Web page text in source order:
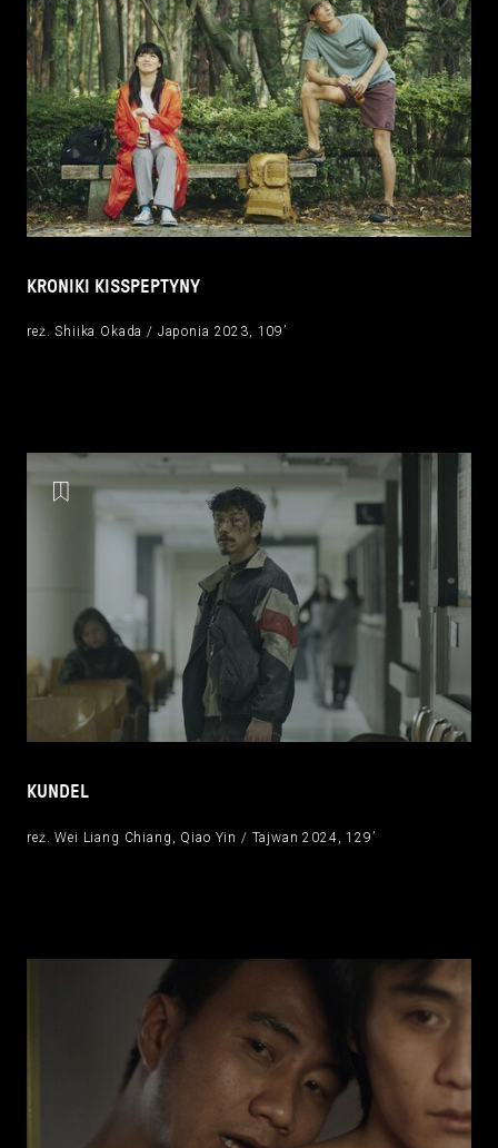
KRONIKI KISSPEPTYNY
reż. Shiika Okada / Japonia 2023, 109’
KUNDEL
reż. Wei Liang Chiang, Qiao Yin / Tajwan 2024, 129’